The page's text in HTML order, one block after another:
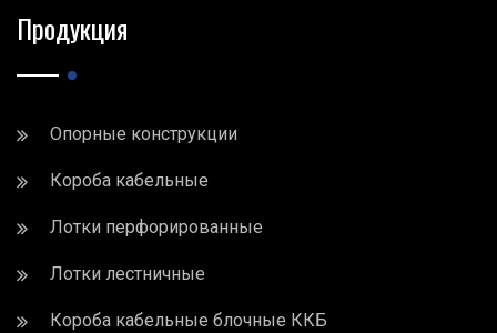
Продукция
Опорные конструкции
Короба кабельные
Лотки перфорированные
Лотки лестничные
Короба кабельные блочные ККБ